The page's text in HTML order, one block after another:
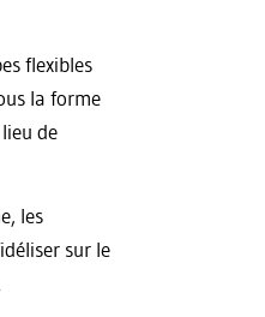
flexibles
la forme
de
les
sur le